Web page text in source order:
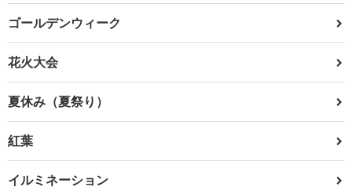
ゴールデンウィーク
花火大会
夏休み（夏祭り）
紅葉
イルミネーション